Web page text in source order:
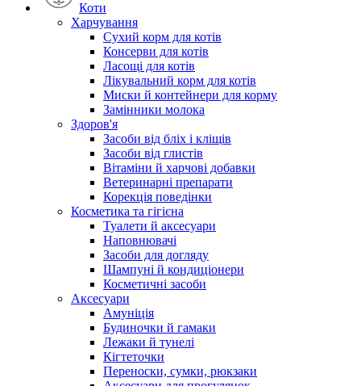
Коти
Харчування
Сухий корм для котів
Консерви для котів
Ласощі для котів
Лікувальний корм для котів
Миски й контейнери для корму
Замінники молока
Здоров'я
Засоби від бліх і кліщів
Засоби від глистів
Вітаміни й харчові добавки
Ветеринарні препарати
Корекція поведінки
Косметика та гігієна
Туалети й аксесуари
Наповнювачі
Засоби для догляду
Шампуні й кондиціонери
Косметичні засоби
Аксесуари
Амуніція
Будиночки й гамаки
Лежаки й тунелі
Кігтеточки
Переноски, сумки, рюкзаки